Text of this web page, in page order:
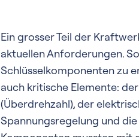
Ein grosser Teil der
aktuellen Anforderungen.
Schlüsselkomponenten zu
auch kritische Elemente:
(Überdrehzahl), der
Spannungsregelung und